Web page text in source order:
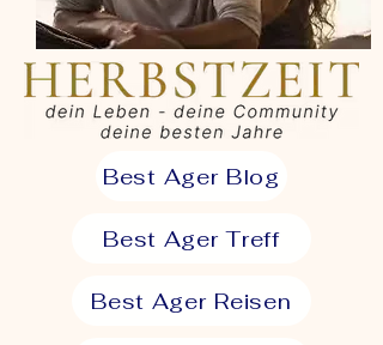
Best Ager Blog
Best Ager Treff
Best Ager Reisen